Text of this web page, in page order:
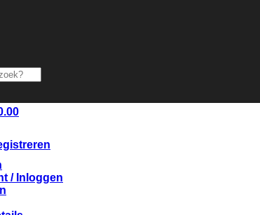
/ Inloggen